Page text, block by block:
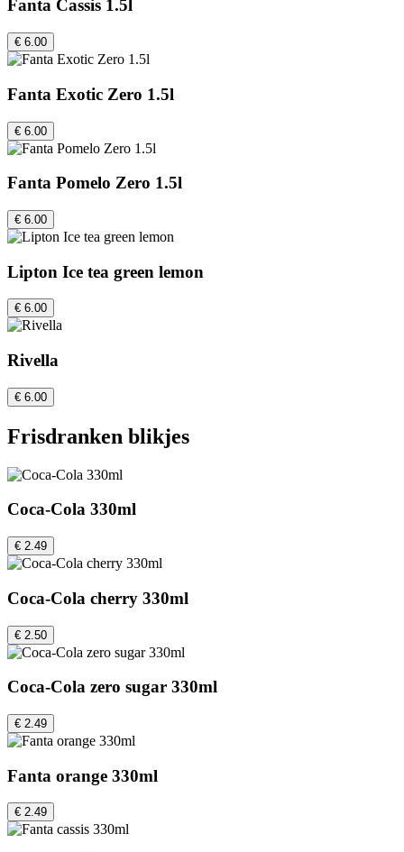
Fanta Cassis 1.5l
€ 6.00
Fanta Exotic Zero 1.5l
€ 6.00
Fanta Pomelo Zero 1.5l
€ 6.00
Lipton Ice tea green lemon
€ 6.00
Rivella
€ 6.00
Frisdranken blikjes
Coca-Cola 330ml
€ 2.49
Coca-Cola cherry 330ml
€ 2.50
Coca-Cola zero sugar 330ml
€ 2.49
Fanta orange 330ml
€ 2.49